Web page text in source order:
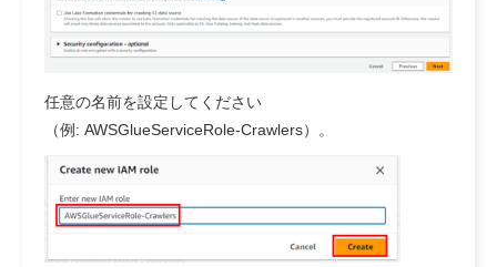
任意の名前を設定してください
（例: AWSGlueServiceRole-Crawlers）。